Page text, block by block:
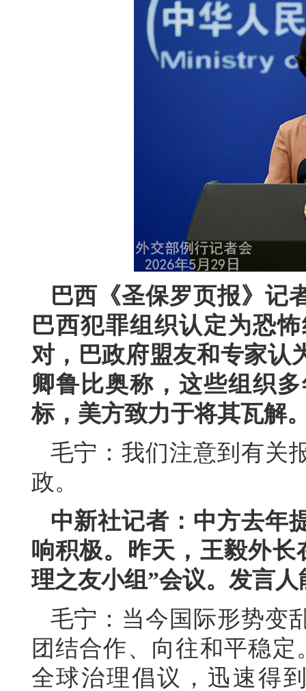
巴西《圣保罗页报》记
巴西犯罪组织认定为恐
对，巴政府盟友和专家认
卿鲁比奥称，这些组织
标，美方致力于将其瓦解
毛宁：我们注意到有关
政。
中新社记者：中方去年
响积极。昨天，王毅外
理之友小组”会议。发言
毛宁：当今国际形势变
团结合作、向往和平稳
全球治理倡议，迅速得